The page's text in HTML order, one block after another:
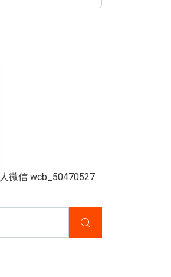
微信 wcb_50470527